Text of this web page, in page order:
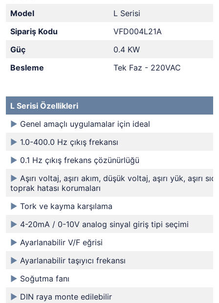
Model
L Serisi
Sipariş Kodu
VFD004L21A
Güç
0.4 KW
Besleme
Tek Faz - 220VAC
L Serisi Özellikleri
► Genel amaçlı uygulamalar için ideal
► 1.0-400.0 Hz çıkış frekansı
► 0.1 Hz çıkış frekans çözünürlüğü
► Aşırı voltaj, aşırı akım, düşük voltaj, aşırı yük, aşırı
toprak hatası korumaları
► Tork ve kayma karşılama
► 4-20mA / 0-10V analog sinyal giriş tipi seçimi
► Ayarlanabilir V/F eğrisi
► Ayarlanabilir taşıyıcı frekansı
► Soğutma fanı
► DIN raya monte edilebilir